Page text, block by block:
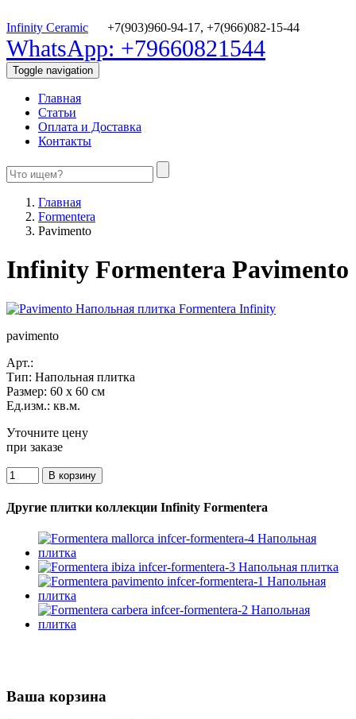
Infinity Ceramic +7(903)960-94-17, +7(966)082-15-44
WhatsApp: +79660821544
Toggle navigation
Главная
Статьи
Оплата и Доставка
Контакты
Главная
Formentera
Pavimento
Infinity Formentera Pavimento
pavimento
Арт.:
Тип: Напольная плитка
Размер: 60 x 60 см
Ед.изм.: кв.м.
Уточните цену
при заказе
Другие плитки коллекции Infinity Formentera
Ваша корзина